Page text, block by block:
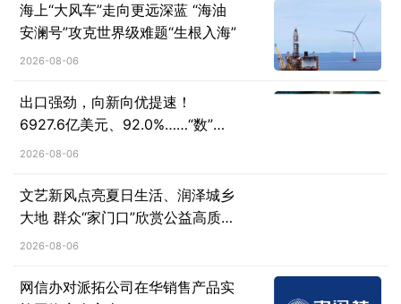
海上“大风车”走向更远深蓝 “海油
安澜号”攻克世界级难题“生根入海”
2026-08-06
出口强劲，向新向优提速！
6927.6亿美元、92.0%……“数”说
机械工业行业运行亮点
2026-08-06
文艺新风点亮夏日生活、润泽城乡
大地 群众“家门口”欣赏公益高质量
演出
2026-08-06
网信办对派拓公司在华销售产品实